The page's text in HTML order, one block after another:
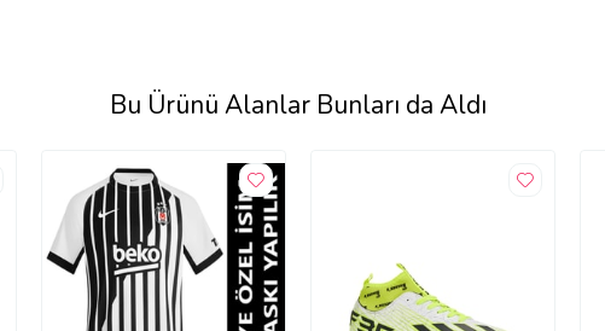
Bu Ürünü Alanlar Bunları da Aldı